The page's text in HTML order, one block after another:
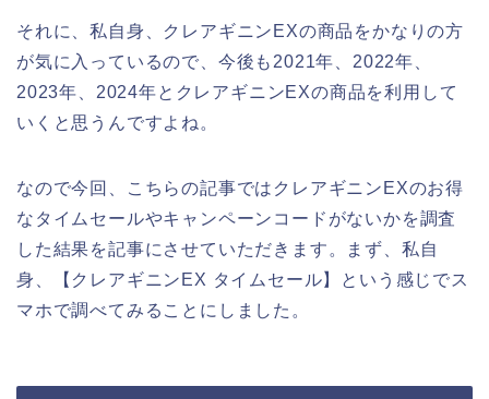
それに、私自身、クレアギニンEXの商品をかなりの方
が気に入っているので、今後も2021年、2022年、
2023年、2024年とクレアギニンEXの商品を利用して
いくと思うんですよね。
なので今回、こちらの記事ではクレアギニンEXのお得
なタイムセールやキャンペーンコードがないかを調査
した結果を記事にさせていただきます。まず、私自
身、【クレアギニンEX タイムセール】という感じでス
マホで調べてみることにしました。